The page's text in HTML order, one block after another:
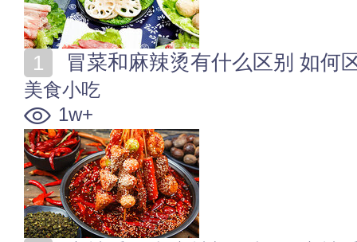
冒菜和麻辣烫有什么区别 如何
美食小吃
1w+